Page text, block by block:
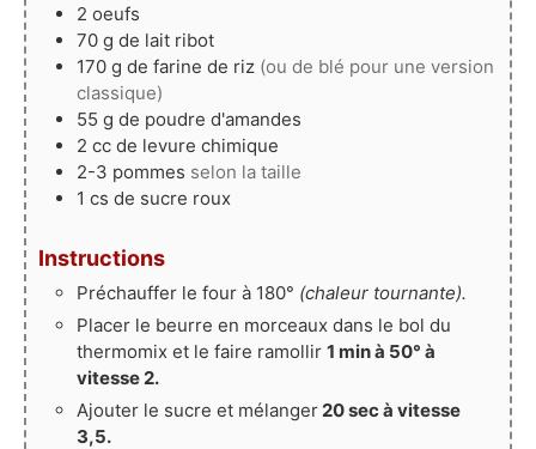
2 oeufs
70 g de lait ribot
170 g de farine de riz (ou de blé pour une version
classique)
55 g de poudre d'amandes
2 cc de levure chimique
2-3 pommes selon la taille
1 cs de sucre roux
Instructions
Préchauffer le four à 180° (chaleur tournante).
Placer le beurre en morceaux dans le bol du
thermomix et le faire ramollir 1 min à 50° à
vitesse 2.
Ajouter le sucre et mélanger20 sec à vitesse
3,5.